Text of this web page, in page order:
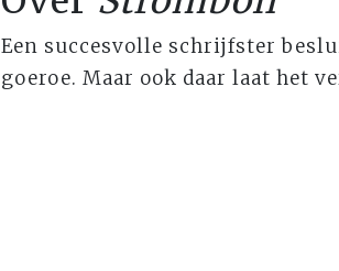
Een succesvolle schrijfster
goeroe. Maar ook daar laat het